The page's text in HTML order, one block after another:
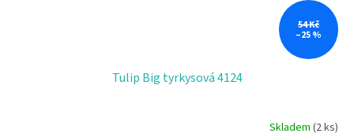
54 Kč
–25 %
Tulip Big tyrkysová 4124
Skladem (2 ks)